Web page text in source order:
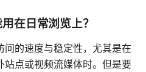
在日常浏览上？
的速度与稳定性，尤其是在
站点或视频流媒体时。但是要